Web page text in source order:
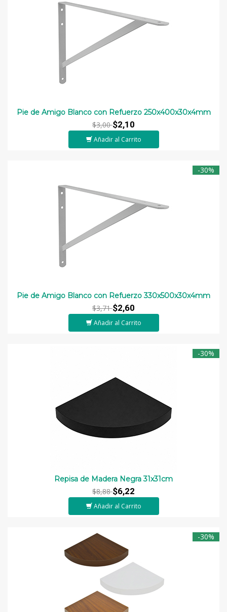
Pie de Amigo Blanco con Refuerzo 250x400x30x4mm
$3,00$2,10
Añadir al Carrito
-30%
Pie de Amigo Blanco con Refuerzo 330x500x30x4mm
$3,71$2,60
Añadir al Carrito
-30%
Repisa de Madera Negra 31x31cm
$8,88$6,22
Añadir al Carrito
-30%